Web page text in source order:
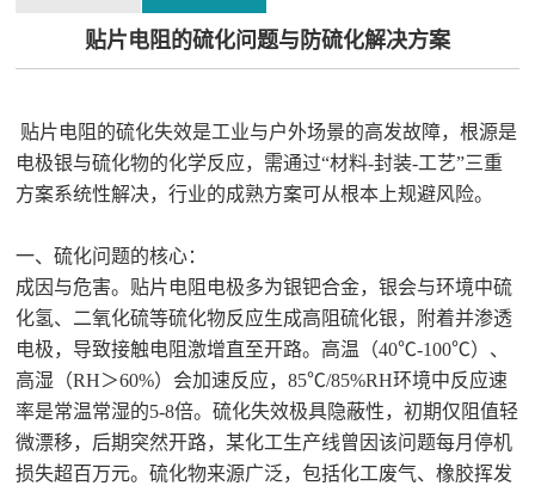
贴片电阻的硫化问题与防硫化解决方案
贴片电阻的硫化失效是工业与户外场景的高发故障，根源是
电极银与硫化物的化学反应，需通过“材料-封装-工艺”三重
方案系统性解决，行业的成熟方案可从根本上规避风险。
一、硫化问题的核心：
成因与危害。贴片电阻电极多为银钯合金，银会与环境中硫
化氢、二氧化硫等硫化物反应生成高阻硫化银，附着并渗透
电极，导致接触电阻激增直至开路。高温（40℃-100℃）、
高湿（RH＞60%）会加速反应，85℃/85%RH环境中反应速
率是常温常湿的5-8倍。硫化失效极具隐蔽性，初期仅阻值轻
微漂移，后期突然开路，某化工生产线曾因该问题每月停机
损失超百万元。硫化物来源广泛，包括化工废气、橡胶挥发